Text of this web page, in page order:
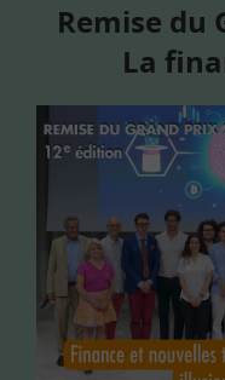
Remise du
La